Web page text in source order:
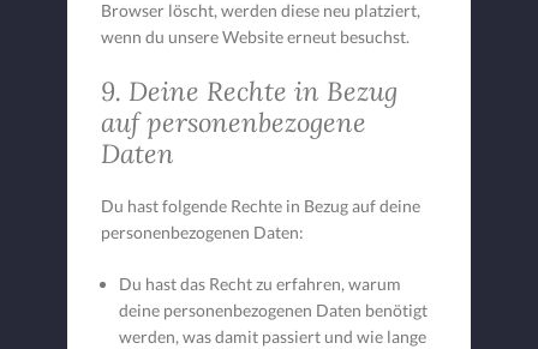
Browser löscht, werden diese neu platziert,
wenn du unsere Website erneut besuchst.
9. Deine Rechte in Bezug
auf personenbezogene
Daten
Du hast folgende Rechte in Bezug auf deine
personenbezogenen Daten:
Du hast das Recht zu erfahren, warum
deine personenbezogenen Daten benötigt
werden, was damit passiert und wie lange